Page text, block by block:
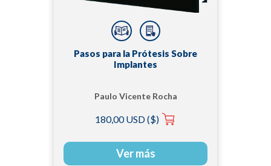
Pasos para la Prótesis Sobre
Implantes
Paulo Vicente Rocha
180,00 USD ($)
Ver más